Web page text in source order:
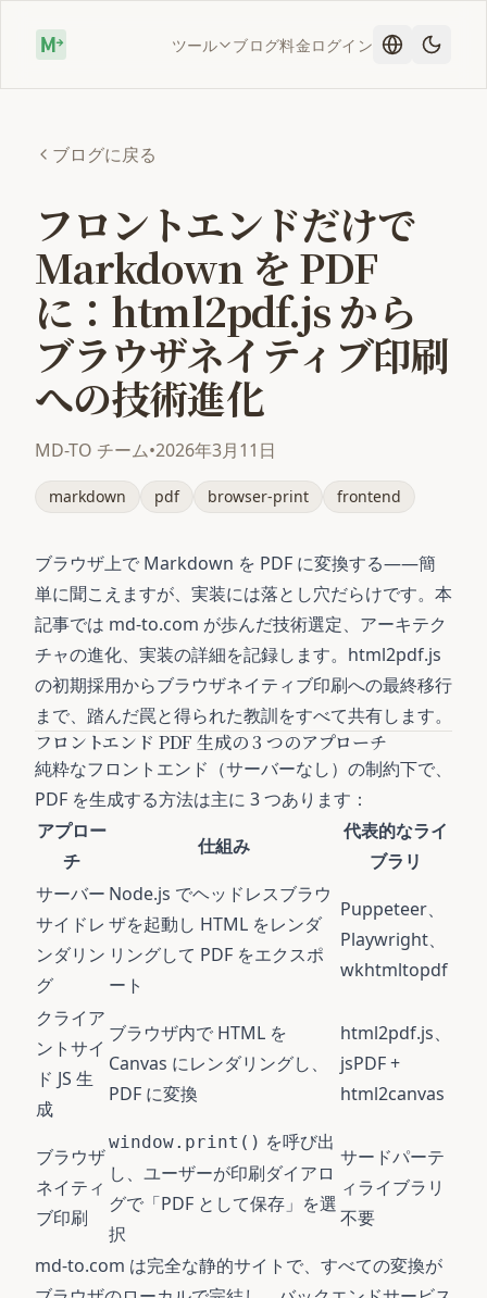
ツール ブログ料金ログイン
ブログに戻る
フロントエンドだけで
Markdown を PDF
に：html2pdf.js から
ブラウザネイティブ印刷
への技術進化
MD-TO チーム•2026年3月11日
markdown pdf browser-print frontend
ブラウザ上で Markdown を PDF に変換する——簡
単に聞こえますが、実装には落とし穴だらけです。本
記事では md-to.com が歩んだ技術選定、アーキテク
チャの進化、実装の詳細を記録します。html2pdf.js
の初期採用からブラウザネイティブ印刷への最終移行
まで、踏んだ罠と得られた教訓をすべて共有します。
フロントエンド PDF 生成の 3 つのアプローチ
純粋なフロントエンド（サーバーなし）の制約下で、
PDF を生成する方法は主に 3 つあります：
アプロー
チ
仕組み
代表的なライ
ブラリ
サーバー
サイドレ
ンダリン
グ
Node.js でヘッドレスブラウ
ザを起動し HTML をレンダ
リングして PDF をエクスポ
ート
Puppeteer、
Playwright、
wkhtmltopdf
クライア
ントサイ
ド JS 生
成
ブラウザ内で HTML を
Canvas にレンダリングし、
PDF に変換
html2pdf.js、
jsPDF +
html2canvas
ブラウザ
ネイティ
ブ印刷
window.print() を呼び出
し、ユーザーが印刷ダイアロ
グで「PDF として保存」を選
択
サードパーテ
ィライブラリ
不要
md-to.com は完全な静的サイトで、すべての変換が